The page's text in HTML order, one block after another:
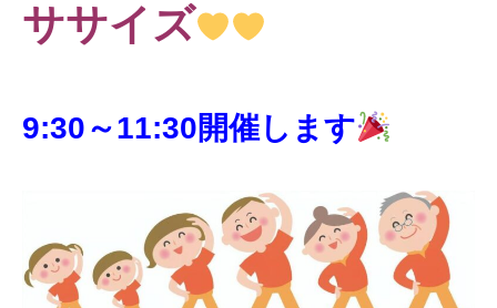
ササイズ
9:30～11:30開催します